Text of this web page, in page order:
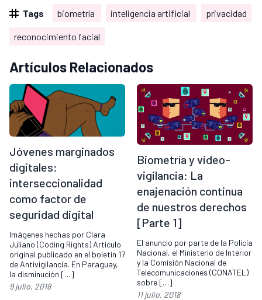
Tags biometría inteligencia artificial privacidad
reconocimiento facial
Artículos Relacionados
Jóvenes marginados
digitales:
interseccionalidad
como factor de
seguridad digital
Imágenes hechas por Clara
Juliano (Coding Rights) Artículo
original publicado en el boletín 17
de Antivigilancia. En Paraguay,
la disminución […]
9 julio, 2018
Biometría y video-
vigilancia: La
enajenación continua
de nuestros derechos
[Parte 1]
El anuncio por parte de la Policía
Nacional, el Ministerio de Interior
y la Comisión Nacional de
Telecomunicaciones (CONATEL)
sobre […]
11 julio, 2018